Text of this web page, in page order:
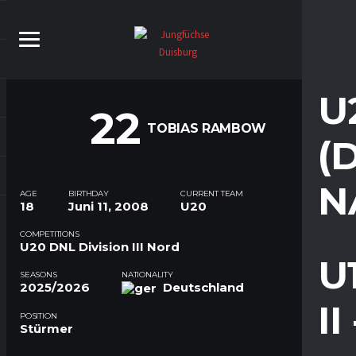
II
22 TOBIAS RAMBOW
AGE
18
BIRTHDAY
Juni 11, 2008
CURRENT TEAM
U20
COMPETITIONS
U20 DNL Division III Nord
SEASONS
2025/2026
NATIONALITY
Deutschland
POSITION
Stürmer